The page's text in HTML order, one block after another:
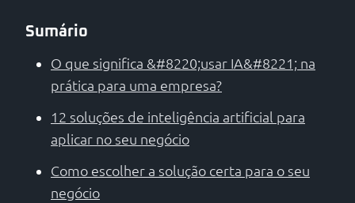
Sumário
O que significa &#8220;usar IA&#8221; na
prática para uma empresa?
12 soluções de inteligência artificial para
aplicar no seu negócio
Como escolher a solução certa para o seu
negócio